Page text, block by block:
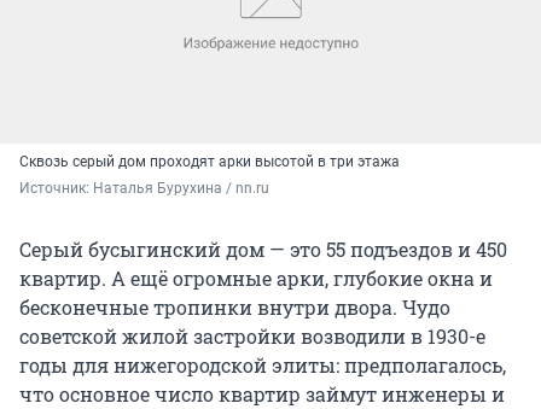
Сквозь серый дом проходят арки высотой в три этажа
Источник: Наталья Бурухина / nn.ru
Серый бусыгинский дом — это 55 подъездов и 450
квартир. А ещё огромные арки, глубокие окна и
бесконечные тропинки внутри двора. Чудо
советской жилой застройки возводили в 1930-е
годы для нижегородской элиты: предполагалось,
что основное число квартир займут инженеры и